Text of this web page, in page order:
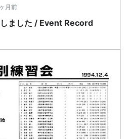
ーレコードがあります。 残念な
…
月前
ました / Event Record